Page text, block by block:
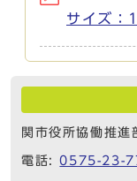
サイズ
関市役所協働推進
電話:0575-23-